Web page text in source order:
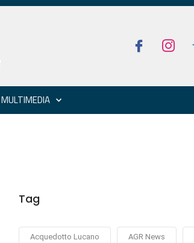
MULTIMEDIA
Tag
Acquedotto Lucano AGR News